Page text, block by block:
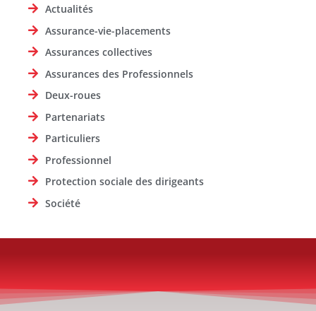
Actualités
Assurance-vie-placements
Assurances collectives
Assurances des Professionnels
Deux-roues
Partenariats
Particuliers
Professionnel
Protection sociale des dirigeants
Société